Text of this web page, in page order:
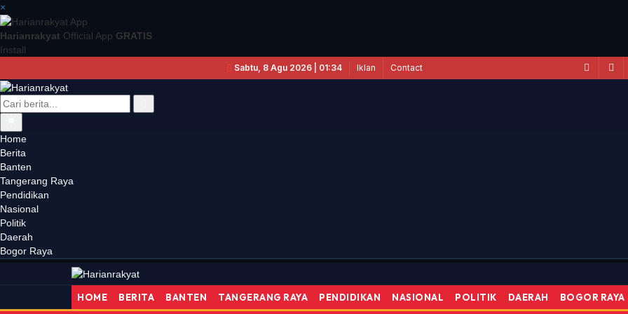
×
Harianrakyat Official App GRATIS
Install
Sabtu, 8 Agu 2026 | 01:34 Iklan Contact
Home
Berita
Banten
Tangerang Raya
Pendidikan
Nasional
Politik
Daerah
Bogor Raya
HOME BERITA BANTEN TANGERANG RAYA PENDIDIKAN NASIONAL POLITIK DAERAH BOGOR RAYA